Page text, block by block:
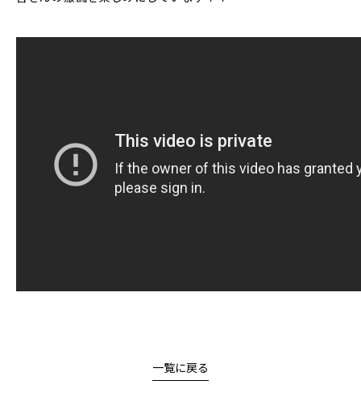
一覧に戻る